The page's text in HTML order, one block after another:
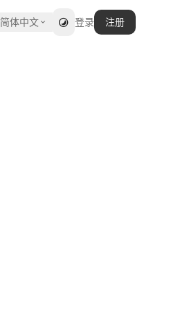
简体中文 登录 注册